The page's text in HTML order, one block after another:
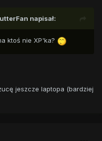
napisał:
ktoś nie XP'ka?
jeszcze laptopa (bardziej